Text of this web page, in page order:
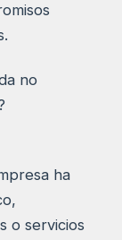
no
ha
o servicios